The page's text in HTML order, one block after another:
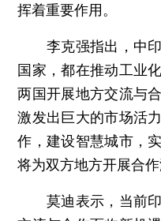
挥着重要作用。
李克强指出，中印
国家，都在推动工业
两国开展地方交流与
激发出巨大的市场活
作，建设智慧城市，
将为双方地方开展合作
莫迪表示，当前印